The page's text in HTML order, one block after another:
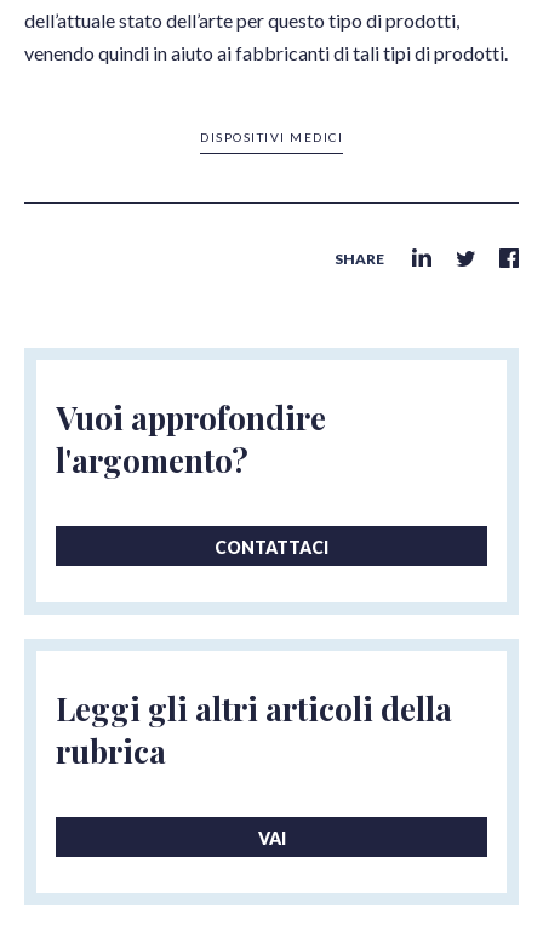
dell’attuale stato dell’arte per questo tipo di prodotti,
venendo quindi in aiuto ai fabbricanti di tali tipi di prodotti.
DISPOSITIVI MEDICI
SHARE
Vuoi approfondire
l'argomento?
CONTATTACI
Leggi gli altri articoli della
rubrica
VAI